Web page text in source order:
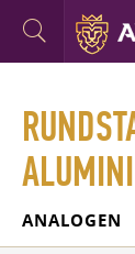
ANALOGEN